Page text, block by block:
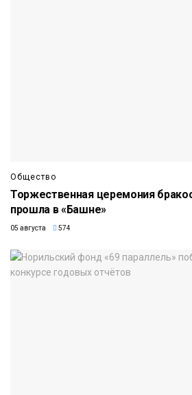
Общество
Торжественная церемония
прошла в «Башне»
05 августа 574